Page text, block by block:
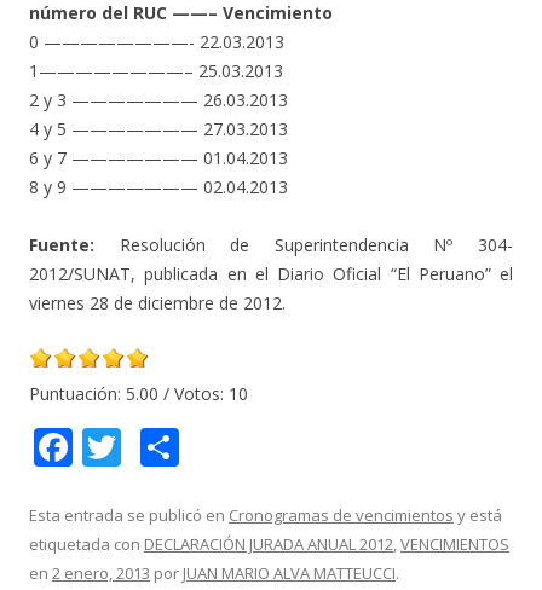
número del RUC ——– Vencimiento
0 ————————- 22.03.2013
1————————– 25.03.2013
2 y 3 ——————— 26.03.2013
4 y 5 ——————— 27.03.2013
6 y 7 ——————— 01.04.2013
8 y 9 ——————— 02.04.2013
Fuente: Resolución de Superintendencia Nº 304-
2012/SUNAT, publicada en el Diario Oficial “El Peruano” el
viernes 28 de diciembre de 2012.
Puntuación: 5.00 / Votos: 10
F
e
b
T
itt
er
m
p
Esta entrada se publicó en Cronogramas de vencimientos y está
etiquetada con DECLARACIÓN JURADA ANUAL 2012,VENCIMIENTOS
en 2 enero, 2013 por JUAN MARIO ALVA MATTEUCCI.